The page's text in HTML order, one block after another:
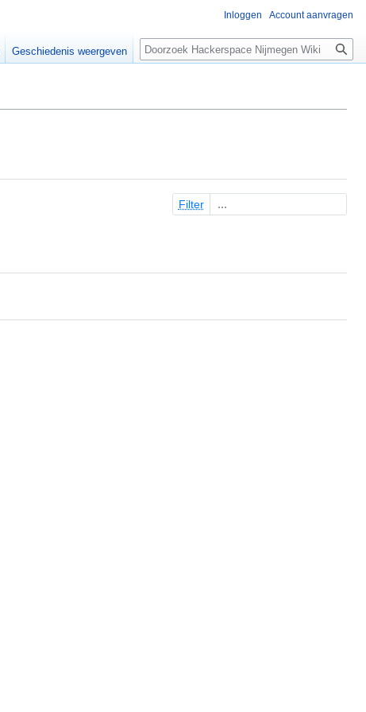
Filter
Inloggen Account aanvragen
Geschiedenis weergeven Zoeken